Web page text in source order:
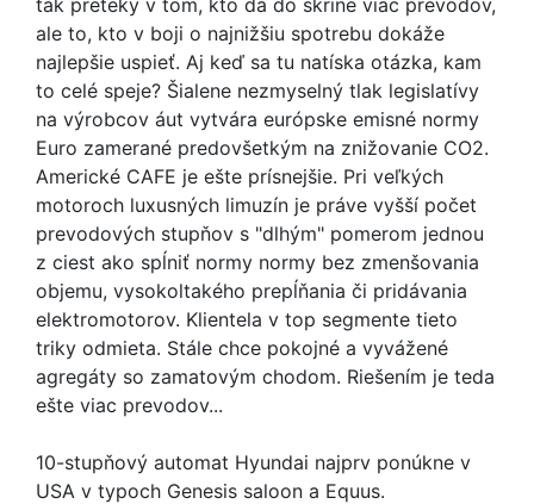
tak preteky v tom, kto dá do skrine viac prevodov,
ale to, kto v boji o najnižšiu spotrebu dokáže
najlepšie uspieť. Aj keď sa tu natíska otázka, kam
to celé speje? Šialene nezmyselný tlak legislatívy
na výrobcov áut vytvára európske emisné normy
Euro zamerané predovšetkým na znižovanie CO2.
Americké CAFE je ešte prísnejšie. Pri veľkých
motoroch luxusných limuzín je práve vyšší počet
prevodových stupňov s "dlhým" pomerom jednou
z ciest ako spĺniť normy normy bez zmenšovania
objemu, vysokoltakého prepĺňania či pridávania
elektromotorov. Klientela v top segmente tieto
triky odmieta. Stále chce pokojné a vyvážené
agregáty so zamatovým chodom. Riešením je teda
ešte viac prevodov...
10-stupňový automat Hyundai najprv ponúkne v
USA v typoch Genesis saloon a Equus.